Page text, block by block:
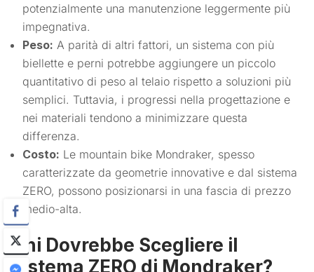
potenzialmente una manutenzione leggermente più
impegnativa.
Peso: A parità di altri fattori, un sistema con più
biellette e perni potrebbe aggiungere un piccolo
quantitativo di peso al telaio rispetto a soluzioni più
semplici. Tuttavia, i progressi nella progettazione e
nei materiali tendono a minimizzare questa
differenza.
Costo: Le mountain bike Mondraker, spesso
caratterizzate da geometrie innovative e dal sistema
ZERO, possono posizionarsi in una fascia di prezzo
medio-alta.
Chi Dovrebbe Scegliere il
Sistema ZERO di Mondraker?